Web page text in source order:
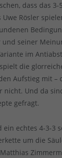
dass das 3-
Uwe Rösler
und seiner
im
die
Aufstieg mit –
nicht. Und da
gefragt.
ein echtes 4-3-3
um die